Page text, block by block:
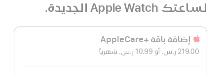
لساعتك Apple Watch الجديدة.
إضافة باقة +AppleCare‏
219.00 ر.س.‏ أو 10.99 ر.س.‏ شهرياً